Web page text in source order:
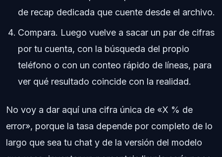
de recap dedicada que cuente desde el archivo.
Compara. Luego vuelve a sacar un par de cifras
por tu cuenta, con la búsqueda del propio
teléfono o con un conteo rápido de líneas, para
ver qué resultado coincide con la realidad.
No voy a dar aquí una cifra única de «X % de
error», porque la tasa depende por completo de lo
largo que sea tu chat y de la versión del modelo